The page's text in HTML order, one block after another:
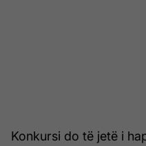
Konkursi do të jetë i